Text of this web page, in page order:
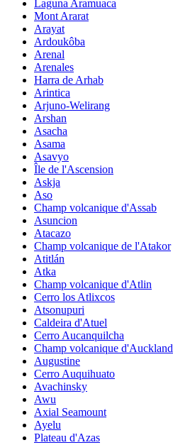
Laguna Aramuaca
Mont Ararat
Arayat
Ardoukôba
Arenal
Arenales
Harra de Arhab
Arintica
Arjuno-Welirang
Arshan
Asacha
Asama
Asavyo
Île de l'Ascension
Askja
Aso
Champ volcanique d'Assab
Asuncion
Atacazo
Champ volcanique de l'Atakor
Atitlán
Atka
Champ volcanique d'Atlin
Cerro los Atlixcos
Atsonupuri
Caldeira d'Atuel
Cerro Aucanquilcha
Champ volcanique d'Auckland
Augustine
Cerro Auquihuato
Avachinsky
Awu
Axial Seamount
Ayelu
Plateau d'Azas